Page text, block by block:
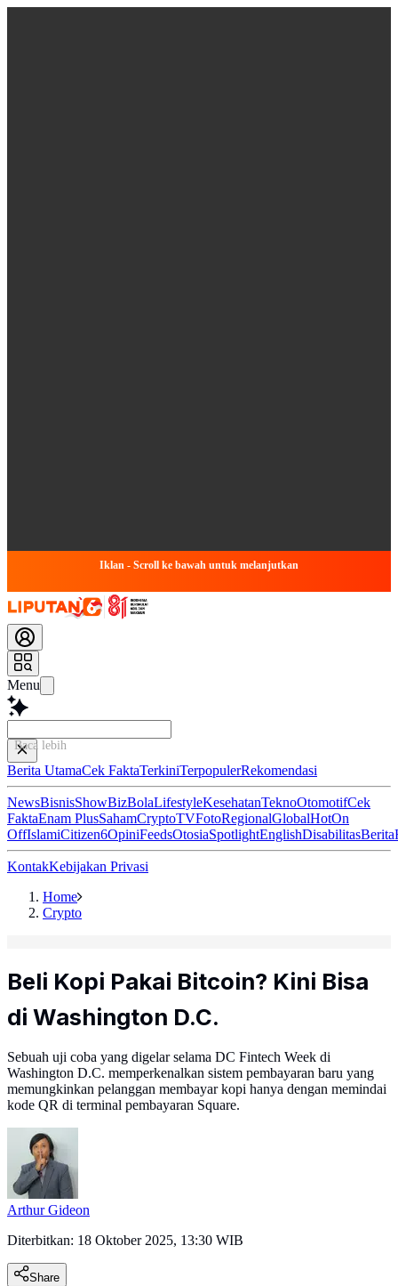
Iklan - Scroll ke bawah untuk melanjutkan
Menu
Baca lebih cepat...
Berita UtamaCek FaktaTerkiniTerpopulerRekomendasi
NewsBisnisShowBizBolaLifestyleKesehatanTeknoOtomotifCek
FaktaEnam PlusSahamCryptoTVFotoRegionalGlobalHotOn
OffIslamiCitizen6OpiniFeedsOtosiaSpotlightEnglishDisabilitasBerita
KontakKebijakan Privasi
Home
Crypto
Beli Kopi Pakai Bitcoin? Kini Bisa
di Washington D.C.
Sebuah uji coba yang digelar selama DC Fintech Week di
Washington D.C. memperkenalkan sistem pembayaran baru yang
memungkinkan pelanggan membayar kopi hanya dengan memindai
kode QR di terminal pembayaran Square.
Arthur Gideon
Diterbitkan: 18 Oktober 2025, 13:30 WIB
Share